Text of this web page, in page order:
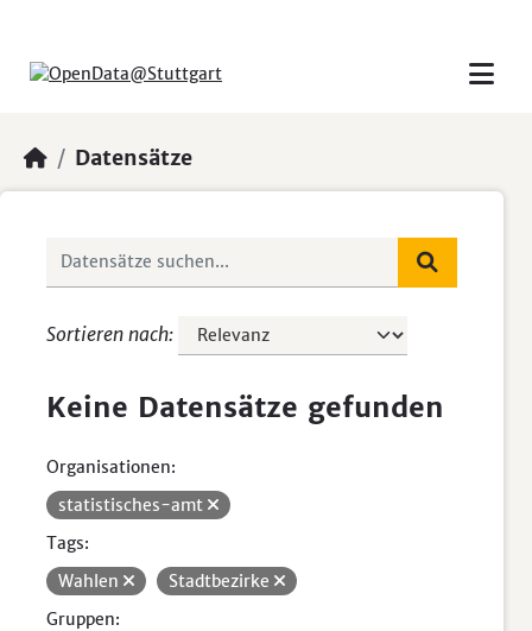
Datensätze
Sortieren nach
Keine Datensätze gefunden
Organisationen:
statistisches-amt
Tags:
Wahlen
Stadtbezirke
Gruppen: